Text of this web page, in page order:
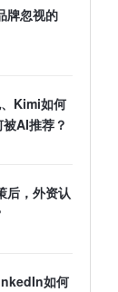
牌忽视的
Kimi如何
AI推荐？
后，外资认
如何